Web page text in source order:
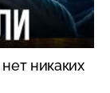
никаких